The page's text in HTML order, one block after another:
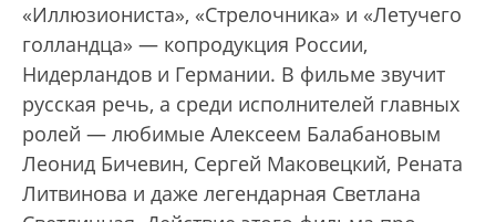
«Иллюзиониста», «Стрелочника» и «Летучего
голландца» — копродукция России,
Нидерландов и Германии. В фильме звучит
русская речь, а среди исполнителей главных
ролей — любимые Алексеем Балабановым
Леонид Бичевин, Сергей Маковецкий, Рената
Литвинова и даже легендарная Светлана